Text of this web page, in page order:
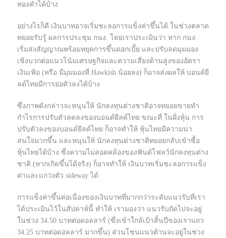
ทองคำได้บ้าง
อย่างไรก็ดี เงินบาทอาจเริ่มชะลอการแข็งค่าขึ้นได้ ในช่วงตลาด
ทยอยรับรู้ ผลการประชุม กนง. โดยเราประเมินว่า หาก กนง.
เริ่มส่งสัญญาณพร้อมหยุดการขึ้นดอกเบี้ย และปรับลดมุมมอง
เชิงบวกต่อแนวโน้มเศรษฐกิจและความเสี่ยงด้านสูงของอัตรา
เงินเฟ้อ (หรือ มีมุมมองที่ Hawkish น้อยลง) ก็อาจส่งผลให้ บอนด์ยี
ลด์ไทยมีการย่อตัวลงได้บ้าง
ซึ่งภาพดังกล่าวจะหนุนให้ นักลงทุนต่างชาติอาจทยอยขายทำ
กำไรการปรับตัวลดลงของบอนด์ยีลด์ไทย ขณะที่ ในฝั่งหุ้น การ
ปรับตัวลงของบอนด์ยีลด์ไทย ก็อาจทำให้ หุ้นไทยมีความน่า
สนใจมากขึ้น และหนุนให้ นักลงทุนต่างชาติทยอยกลับเข้าซื้อ
หุ้นไทยได้บ้าง ซึ่งความไม่สอดคล้องของฟันด์โฟลว์นักลงทุนต่าง
ชาติ (หากเกิดขึ้นได้จริง) ก็อาจทำให้ เงินบาทเริ่มชะลอการแข็ง
ค่าและแกว่งตัว sideway ได้
การแข็งค่าขึ้นต่อเนื่องของเงินบาทที่มากกว่าระดับแนวรับที่เรา
ได้ประเมินไว้ในสัปดาห์นี้ ทำให้ เรามองว่า แนวรับถัดไปจะอยู่
ในช่วง 34.50 บาทต่อดอลลาร์ (ซึ่งเข้าใกล้เป้าสิ้นปีของเราแถว
34.25 บาทต่อดอลลาร์ มากขึ้น) ส่วนโซนแนวต้านจะอยู่ในช่วง